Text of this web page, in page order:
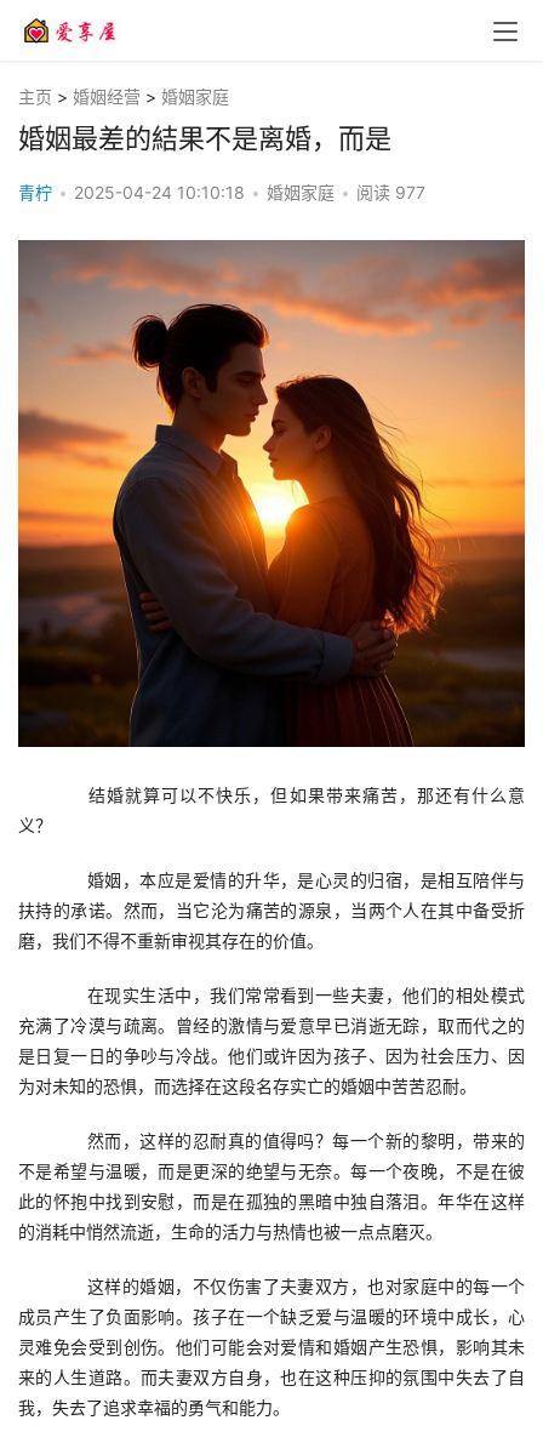
主页 > 婚姻经营 > 婚姻家庭
婚姻最差的結果不是离婚，而是
青柠 • 2025-04-24 10:10:18 • 婚姻家庭 • 阅读 977
结婚就算可以不快乐，但如果带来痛苦，那还有什么意
义？
婚姻，本应是爱情的升华，是心灵的归宿，是相互陪伴与
扶持的承诺。然而，当它沦为痛苦的源泉，当两个人在其中备受折
磨，我们不得不重新审视其存在的价值。
在现实生活中，我们常常看到一些夫妻，他们的相处模式
充满了冷漠与疏离。曾经的激情与爱意早已消逝无踪，取而代之的
是日复一日的争吵与冷战。他们或许因为孩子、因为社会压力、因
为对未知的恐惧，而选择在这段名存实亡的婚姻中苦苦忍耐。
然而，这样的忍耐真的值得吗？每一个新的黎明，带来的
不是希望与温暖，而是更深的绝望与无奈。每一个夜晚，不是在彼
此的怀抱中找到安慰，而是在孤独的黑暗中独自落泪。年华在这样
的消耗中悄然流逝，生命的活力与热情也被一点点磨灭。
这样的婚姻，不仅伤害了夫妻双方，也对家庭中的每一个
成员产生了负面影响。孩子在一个缺乏爱与温暖的环境中成长，心
灵难免会受到创伤。他们可能会对爱情和婚姻产生恐惧，影响其未
来的人生道路。而夫妻双方自身，也在这种压抑的氛围中失去了自
我，失去了追求幸福的勇气和能力。